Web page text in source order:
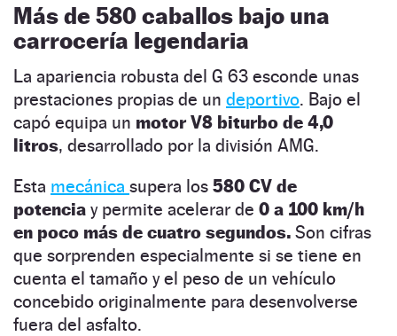
Más de 580 caballos bajo una
carrocería legendaria
La apariencia robusta del G 63 esconde unas
prestaciones propias de un deportivo. Bajo el
capó equipa un motor V8 biturbo de 4,0
litros, desarrollado por la división AMG.
Esta mecánica supera los 580 CV de
potencia y permite acelerar de 0 a 100 km/h
en poco más de cuatro segundos. Son cifras
que sorprenden especialmente si se tiene en
cuenta el tamaño y el peso de un vehículo
concebido originalmente para desenvolverse
fuera del asfalto.